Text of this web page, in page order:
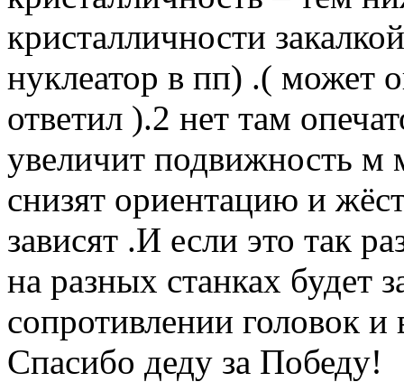
кристалличности
нуклеатор в пп) .( может
ответил ).2 нет там
увеличит подвижность
снизят ориентацию и
зависят .И если это так
на разных станках будет
сопротивлении головок
Спасибо деду за Победу!